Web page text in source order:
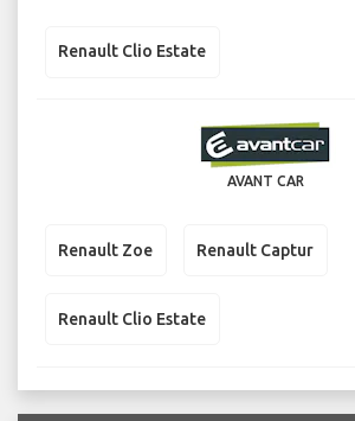
Renault Clio Estate
AVANT CAR
Renault Zoe Renault Captur
Renault Clio Estate